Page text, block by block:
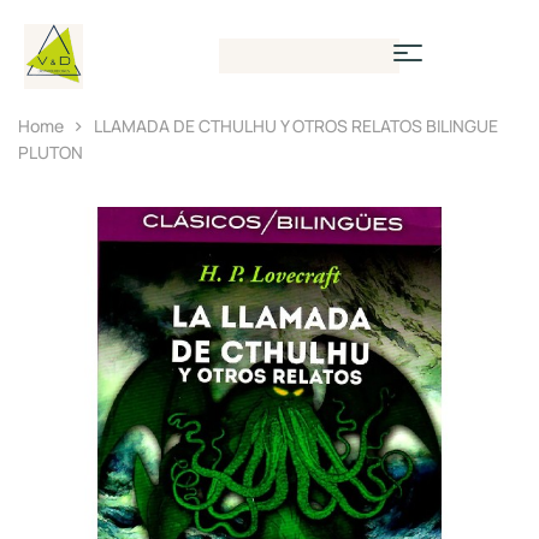
Home
LLAMADA DE CTHULHU Y OTROS RELATOS BILINGUE
PLUTON